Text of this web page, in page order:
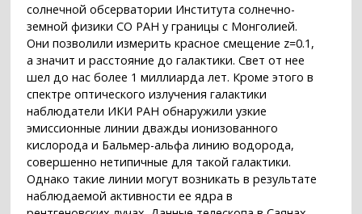
солнечной обсерватории Института солнечно-
земной физики СО РАН у границы с Монголией.
Они позволили измерить красное смещение z=0.1,
а значит и расстояние до галактики. Свет от нее
шел до нас более 1 миллиарда лет. Кроме этого в
спектре оптического излучения галактики
наблюдатели ИКИ РАН обнаружили узкие
эмиссионные линии дважды ионизованного
кислорода и Бальмер-альфа линию водорода,
совершенно нетипичные для такой галактики.
Однако такие линии могут возникать в результате
наблюдаемой активности ее ядра в